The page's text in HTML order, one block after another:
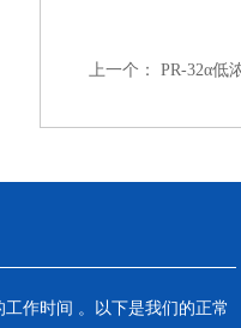
上一个： PR-32α低
作时间 。以下是我们的正常